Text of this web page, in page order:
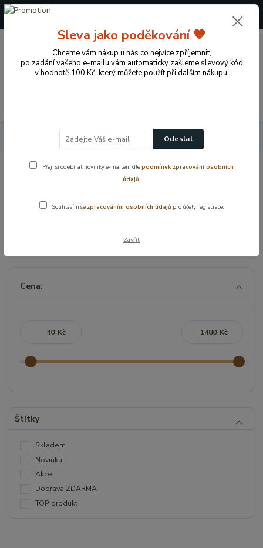
+420 724 722 973
0 Kč
Koupelnové vybavení a doplňky WC mísy
WC mísy v moderním designu pro každou koupelnu. Závěsné i
Cena:
Kč Kč
Štítky
Skladem
Novinka
Akce
Doprava ZDARMA
TOP produkt
Sleva jako poděkování 🧡
Chceme vám nákup u nás co nejvíce zpříjemnit,
po zadání vašeho e-mailu vám automaticky zašleme slevový kód
v hodnotě 100 Kč, který můžete použít při dalším nákupu.
Odeslat
Přeji si odebírat novinky e-mailem dlepodmínek zpracování osobních
údajů.
Souhlasím se zpracováním osobních údajů pro účely registrace.
Zavřít